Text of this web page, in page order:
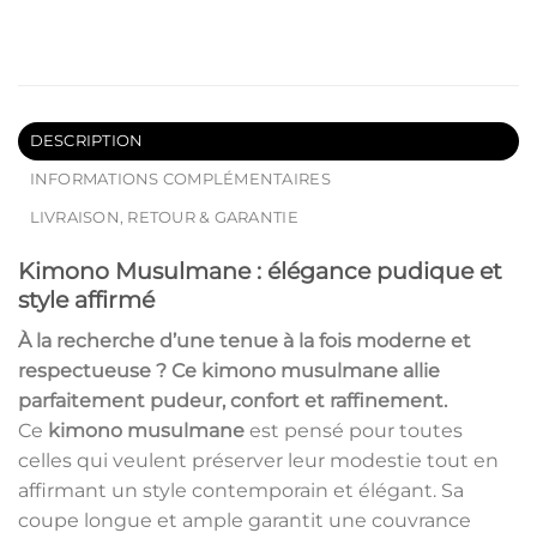
DESCRIPTION
INFORMATIONS COMPLÉMENTAIRES
LIVRAISON, RETOUR & GARANTIE
Kimono Musulmane : élégance pudique et
style affirmé
À la recherche d’une tenue à la fois moderne et
respectueuse ? Ce kimono musulmane allie
parfaitement pudeur, confort et raffinement.
Ce kimono musulmane est pensé pour toutes
celles qui veulent préserver leur modestie tout en
affirmant un style contemporain et élégant. Sa
coupe longue et ample garantit une couvrance